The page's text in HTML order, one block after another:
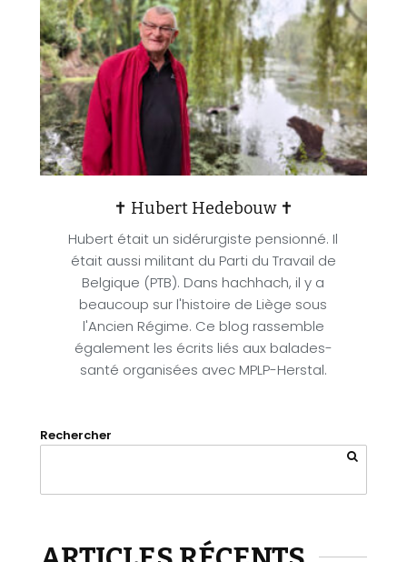
✝ Hubert Hedebouw ✝
Hubert était un sidérurgiste pensionné. Il
était aussi militant du Parti du Travail de
Belgique (PTB). Dans hachhach, il y a
beaucoup sur l'histoire de Liège sous
l'Ancien Régime. Ce blog rassemble
également les écrits liés aux balades-
santé organisées avec MPLP-Herstal.
Rechercher